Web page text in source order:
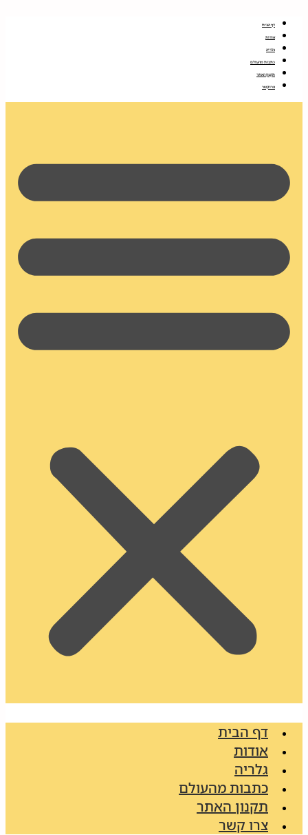
לתוכן
דף הבית
אודות
גלריה
כתבות מהעולם
תקנון האתר
צרו קשר
דף הבית
אודות
גלריה
כתבות מהעולם
תקנון האתר
צרו קשר